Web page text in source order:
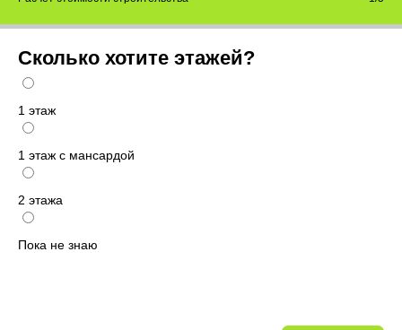
Сколько хотите этажей?
1 этаж
1 этаж с мансардой
2 этажа
Пока не знаю